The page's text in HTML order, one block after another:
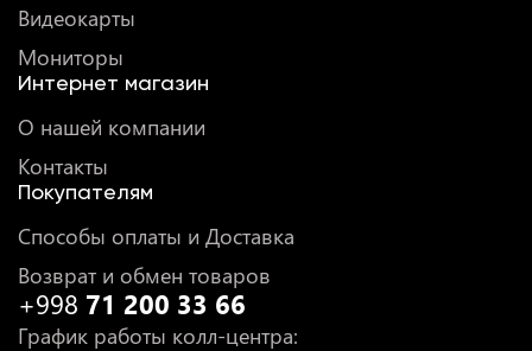
Видеокарты
Мониторы
Интернет магазин
О нашей компании
Контакты
Покупателям
Способы оплаты и Доставка
Возврат и обмен товаров
+998 71 200 33 66
График работы колл-центра: